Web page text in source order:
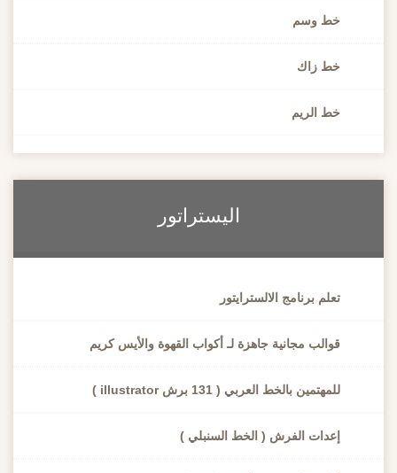
خط وسم
خط زاك
خط الريم
اليستراتور
تعلم برنامج الالسترايتور
قوالب مجانية جاهزة لـ أكواب القهوة والأيس كريم
للمهتمين بالخط العربي ( 131 برش illustrator )
إعدات الفرش ( الخط السنبلي )